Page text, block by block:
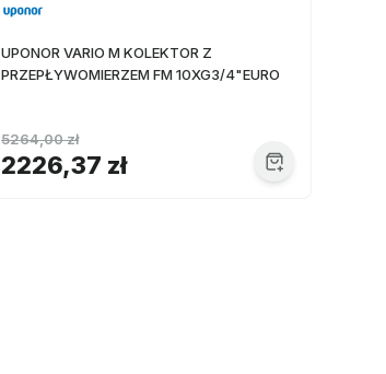
UPONOR VARIO M KOLEKTOR Z
PRZEPŁYWOMIERZEM FM 10XG3/4"EURO
2226,37 zł
5264,00 zł